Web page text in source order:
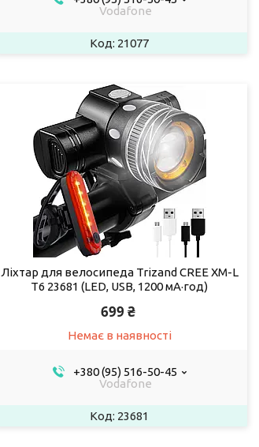
Vodafone
21077
Ліхтар для велосипеда Trizand CREE XM-L
T6 23681 (LED, USB, 1200 мА·год)
699 ₴
Немає в наявності
+380 (95) 516-50-45
Vodafone
23681